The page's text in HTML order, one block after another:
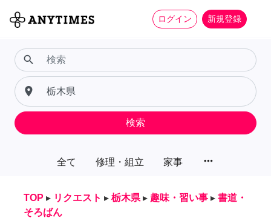
ログイン 新規登録
全て 修理・組立 家事 more_horiz
search
place
検索
TOP ▸ リクエスト ▸ 栃木県 ▸ 趣味・習い事 ▸ 書道・
そろばん